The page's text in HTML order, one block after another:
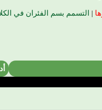
| التسمم بسم الفئران في